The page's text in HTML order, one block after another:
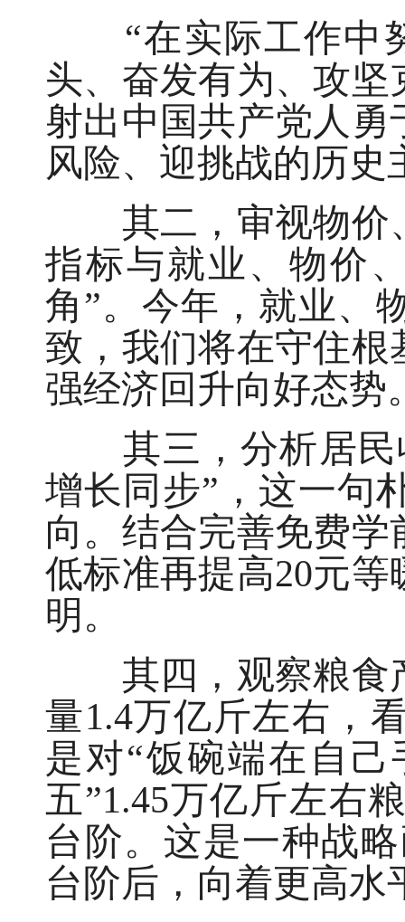
“在实际工作中努
头、奋发有为、攻
射出中国共产党人
风险、迎挑战的历史
其二，审视物价
指标与就业、物价
角”。今年，就业、
致，我们将在守住
强经济回升向好态势
其三，分析居民
增长同步”，这一句
向。结合完善免费
低标准再提高20元
明。
其四，观察粮食
量1.4万亿斤左右，
是对“饭碗端在自
五”1.45万亿斤左右
台阶。这是一种战
台阶后，向着更高水